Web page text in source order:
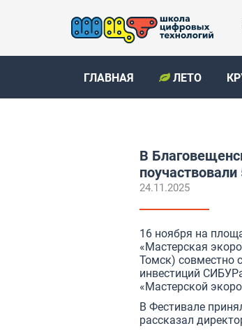
ГЛАВНАЯ ЛЕТО
В
24.11.2025
16 ноября на
«Мастерская
Томск) совместно
инвестиций
«Мастерской
В Фестивале
рассказал